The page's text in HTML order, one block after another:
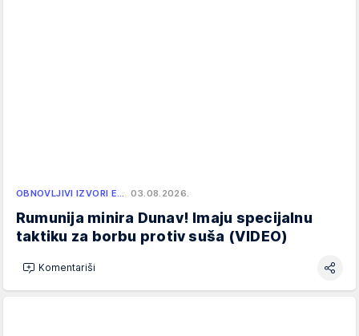
OBNOVLJIVI IZVORI E… 03.08.2026.
Rumunija minira Dunav! Imaju specijalnu
taktiku za borbu protiv suša (VIDEO)
Komentariši